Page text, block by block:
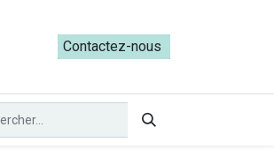
ADRESS [mai-juin 2026]
Contactez-nous​​